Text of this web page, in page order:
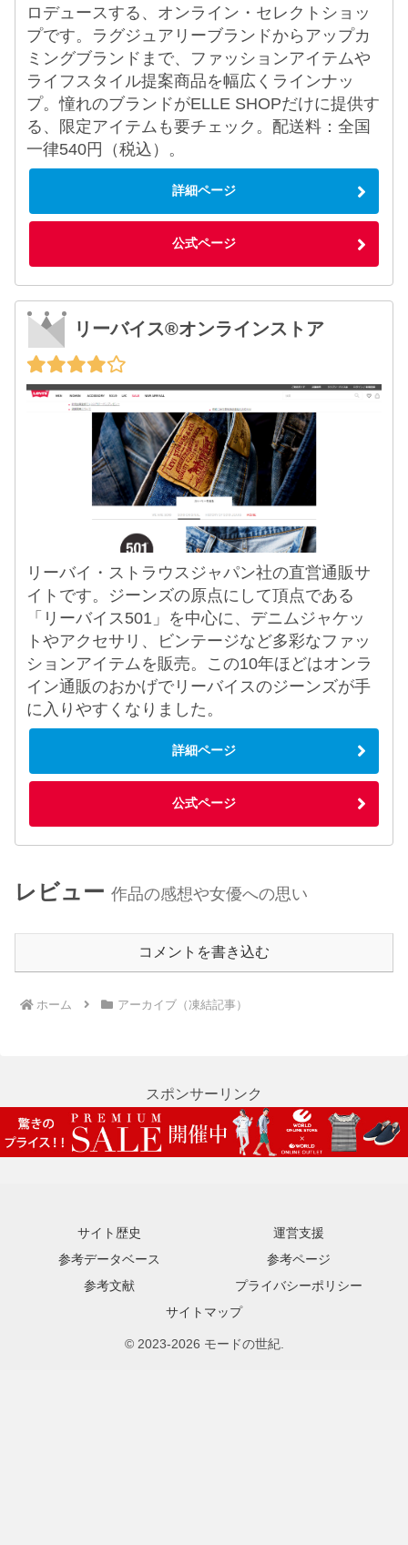
ロデュースする、オンライン・セレクトショッ
プです。ラグジュアリーブランドからアップカ
ミングブランドまで、ファッションアイテムや
ライフスタイル提案商品を幅広くラインナッ
プ。憧れのブランドがELLE SHOPだけに提供す
る、限定アイテムも要チェック。配送料：全国
一律540円（税込）。
詳細ページ
公式ページ
リーバイス®オンラインストア
リーバイ・ストラウスジャパン社の直営通販サ
イトです。ジーンズの原点にして頂点である
「リーバイス501」を中心に、デニムジャケッ
トやアクセサリ、ビンテージなど多彩なファッ
ションアイテムを販売。この10年ほどはオンラ
イン通販のおかげでリーバイスのジーンズが手
に入りやすくなりました。
詳細ページ
公式ページ
レビュー 作品の感想や女優への思い
コメントを書き込む
ホーム アーカイブ（凍結記事）
スポンサーリンク
サイト歴史
運営支援
参考データベース
参考ページ
参考文献
プライバシーポリシー
サイトマップ
© 2023-2026 モードの世紀.